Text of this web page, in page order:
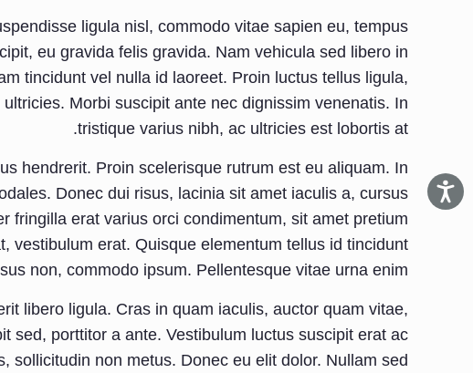
ligula nisl, commodo vitae sapien eu, tempus
eu gravida felis gravida. Nam vehicula sed libero in
tincidunt vel nulla id laoreet. Proin luctus tellus ligula,
Morbi suscipit ante nec dignissim venenatis. In
tristique varius nibh, ac ultricies est lobortis at.
hendrerit. Proin scelerisque rutrum est eu aliquam. In
Donec dui risus, lacinia sit amet iaculis a, cursus
fringilla erat varius orci condimentum, sit amet pretium
vestibulum erat. Quisque elementum tellus id tincidunt
non, commodo ipsum. Pellentesque vitae urna enim.
libero ligula. Cras in quam iaculis, auctor quam vitae,
sed, porttitor a ante. Vestibulum luctus suscipit erat ac
sollicitudin non metus. Donec eu elit dolor. Nullam sed